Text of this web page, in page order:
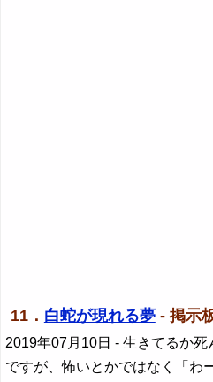
11． 白蛇が現れる夢- 掲示
2019年07月10日 - 生きてるか死
ですが、怖いとかではなく「わ